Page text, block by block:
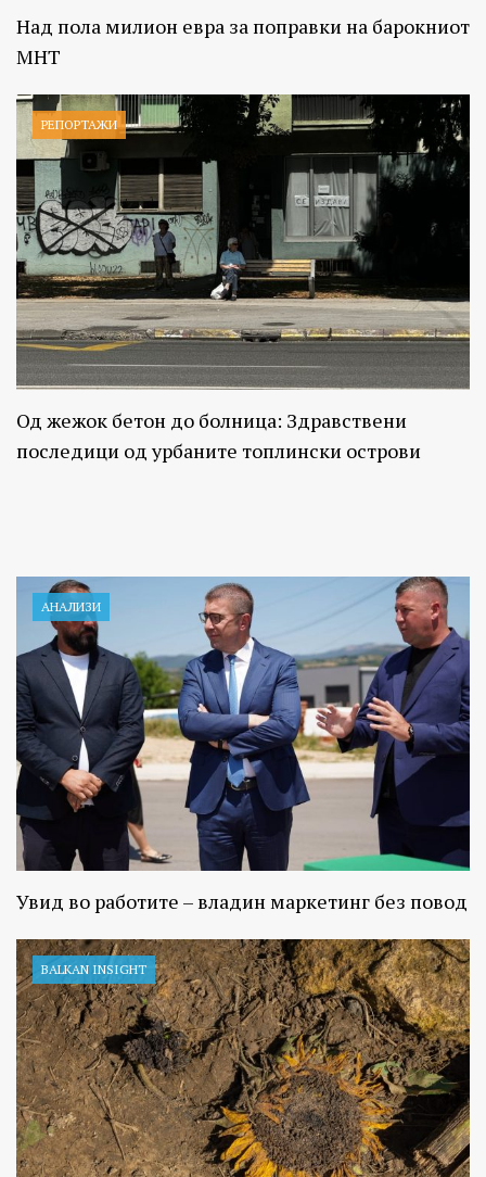
Над пола милион евра за поправки на барокниот
МНТ
РЕПОРТАЖИ
Од жежок бетон до болница: Здравствени
последици од урбаните топлински острови
АНАЛИЗИ
Увид во работите – владин маркетинг без повод
BALKAN INSIGHT